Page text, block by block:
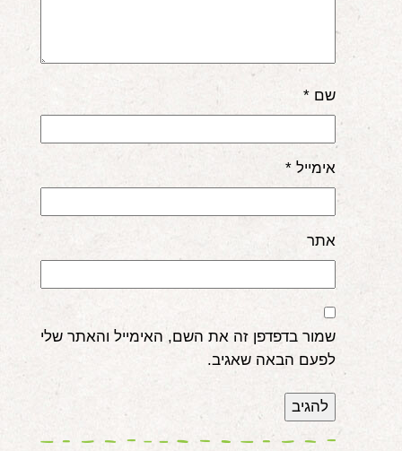
שם *
אימייל *
אתר
שמור בדפדפן זה את השם, האימייל והאתר שלי
לפעם הבאה שאגיב.